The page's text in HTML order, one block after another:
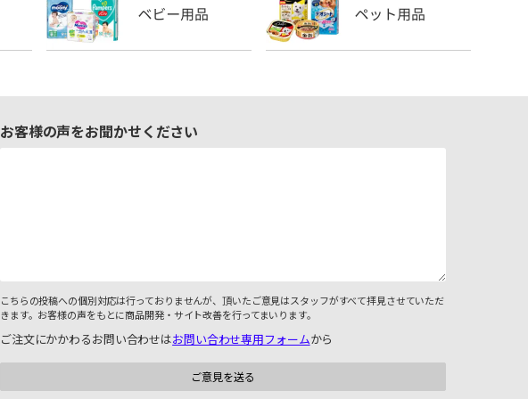
お客様の声をお聞かせください
こちらの投稿への個別対応は行っておりませんが、頂いたご意見はスタッフがすべて拝見させていただ
きます。お客様の声をもとに商品開発・サイト改善を行ってまいります。
ご注文にかかわるお問い合わせはお問い合わせ専用フォームから